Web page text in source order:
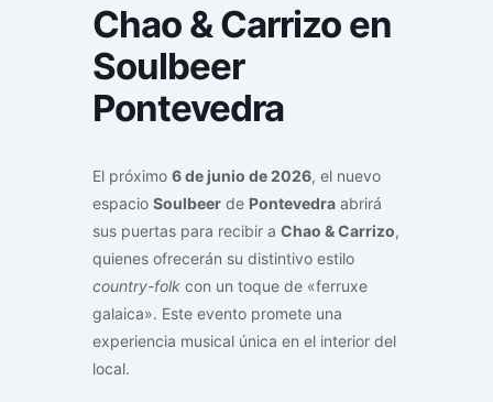
Chao & Carrizo en
Soulbeer
Pontevedra
El próximo 6 de junio de 2026, el nuevo
espacio Soulbeer de Pontevedra abrirá
sus puertas para recibir a Chao & Carrizo,
quienes ofrecerán su distintivo estilo
country-folk con un toque de «ferruxe
galaica». Este evento promete una
experiencia musical única en el interior del
local.